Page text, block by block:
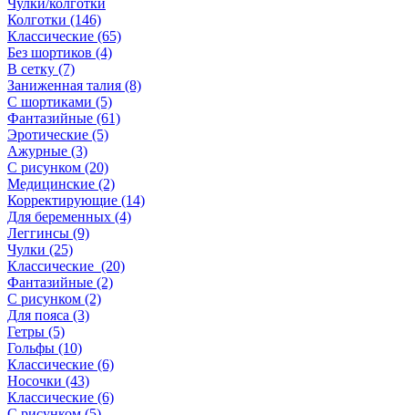
Чулки/колготки
Колготки (146)
Классические (65)
Без шортиков (4)
В сетку (7)
Заниженная талия (8)
C шортиками (5)
Фантазийные (61)
Эротические (5)
Ажурные (3)
С рисунком (20)
Медицинские (2)
Корректирующие (14)
Для беременных (4)
Леггинсы (9)
Чулки (25)
Классические (20)
Фантазийные (2)
С рисунком (2)
Для пояса (3)
Гетры (5)
Гольфы (10)
Классические (6)
Носочки (43)
Классические (6)